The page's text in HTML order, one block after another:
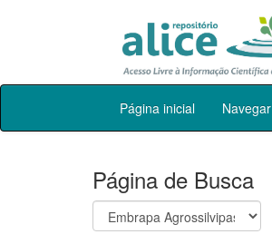
Skip
Página inicial Navegar
Página de Busca